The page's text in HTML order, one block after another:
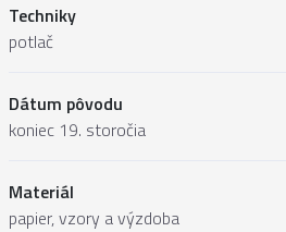
Techniky
potlač
Dátum pôvodu
koniec 19. storočia
Materiál
papier, vzory a výzdoba